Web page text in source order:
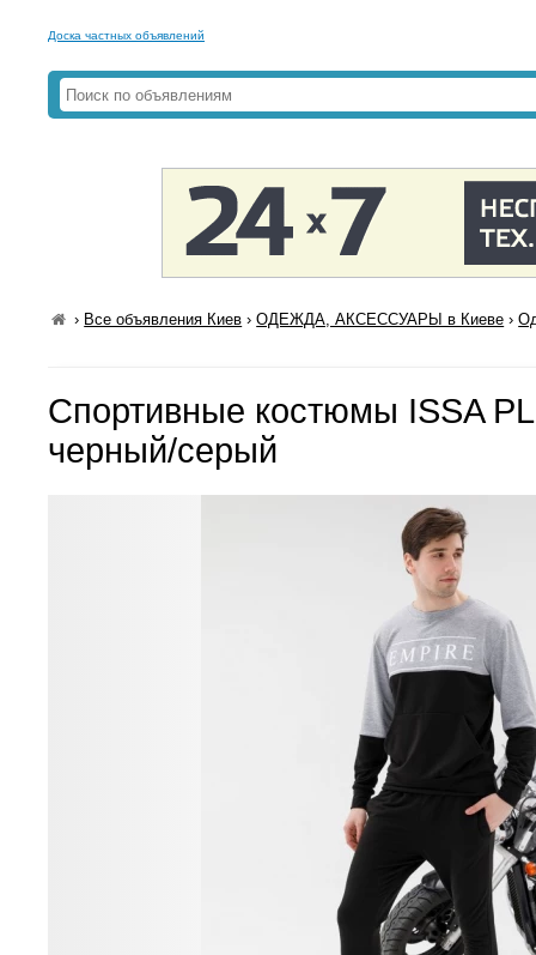
Доска частных объявлений
› Все объявления Киев ›ОДЕЖДА, АКСЕССУАРЫ в Киеве ›
Спортивные костюмы ISSA
черный/серый